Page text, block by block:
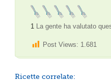
1 La gente ha valutato
Post Views: 1.681
Ricette correlate: